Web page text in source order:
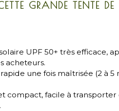
GRANDE TENTE
UPF 50+ très efficace,
acheteurs.
une fois maîtrisée (2 à 5
compact, facile à transporter